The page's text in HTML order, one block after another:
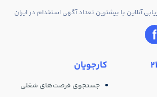
کارجویان
جستجوی فرصت‌های شغلی